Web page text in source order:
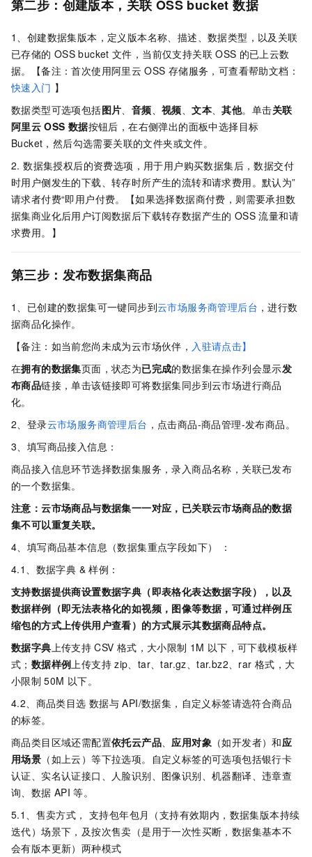
第二步：创建版本，关联 OSS bucket 数据
1、创建数据集版本，定义版本名称、描述、数据类型，以及关联
已存储的 OSS bucket 文件，当前仅支持关联 OSS 的已上云数
据。【备注：首次使用阿里云 OSS 存储服务，可查看帮助文档：
快速入门 】
数据类型可选项包括图片 音频 、视频 、文本 、其他。单击关联
阿里云 OSS 数据按钮后，在右侧弹出的面板中选择目标
Bucket，然后勾选需要关联的文件夹或文件。
2. 数据集授权后的资费选项，用于用户购买数据集后，数据交付
时用户侧发生的下载、转存时所产生的流转和请求费用。默认为”
请求者付费“即用户付费。【如果选择数据商付费，则需要承担数
据集商业化后用户订阅数据后下载转存数据产生的 OSS 流量和请
求费用。】
第三步：发布数据集商品
1、已创建的数据集可一键同步到云市场服务商管理后台 ，进行数
据商品化操作。
【备注：如当前您尚未成为云市场伙伴， 入驻请点击】
在拥有的数据集页面，状态为已完成的数据集在操作列会显示发
布商品链接，单击该链接即可将数据集同步到云市场进行商品
化。
2、登录云市场服务商管理后台 ，点击商品-商品管理-发布商品。
3、填写商品接入信息：
商品接入信息环节选择数据集服务，录入商品名称，关联已发布
的一个数据集。
注意：云市场商品与数据集一一对应，已关联云市场商品的数据
集不可以重复关联。
4、填写商品基本信息（数据集重点字段如下） ：
4.1、数据字典 & 样例：
支持数据提供商设置数据字典（即表格化表达数据字段），以及
数据样例（即无法表格化的如视频，图像等数据，可通过样例压
缩包的方式上传供用户查看）的方式展示其数据商品特点。
数据字典上传支持 CSV 格式，大小限制 1M 以下，可下载模板样
式； 数据样例上传支持 zip、tar、tar.gz、tar.bz2、rar 格式，大
小限制 50M 以下。
4.2、商品类目选 数据与 API/数据集，自定义标签请选符合商品
的标签。
商品类目区域还需配置依托云产品、应用对象 （如开发者）和应
用场景 （如上云）等下拉选项。自定义标签的可选项包括银行卡
认证、实名认证接口、人脸识别、图像识别、机器翻译、违章查
询、数据 API 等。
5.1、售卖方式， 支持包年包月（支持有效期内，数据集版本持续
迭代）场景下，及按次售卖（是用于一次性买断，数据集基本不
会有版本更新）两种模式